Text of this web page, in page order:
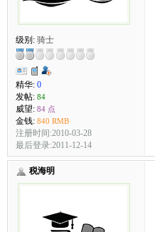
级别: 骑士
精华: 0
发帖: 84
威望: 84 点
金钱: 840 RMB
注册时间:2010-03-28
最后登录:2011-12-14
税海明